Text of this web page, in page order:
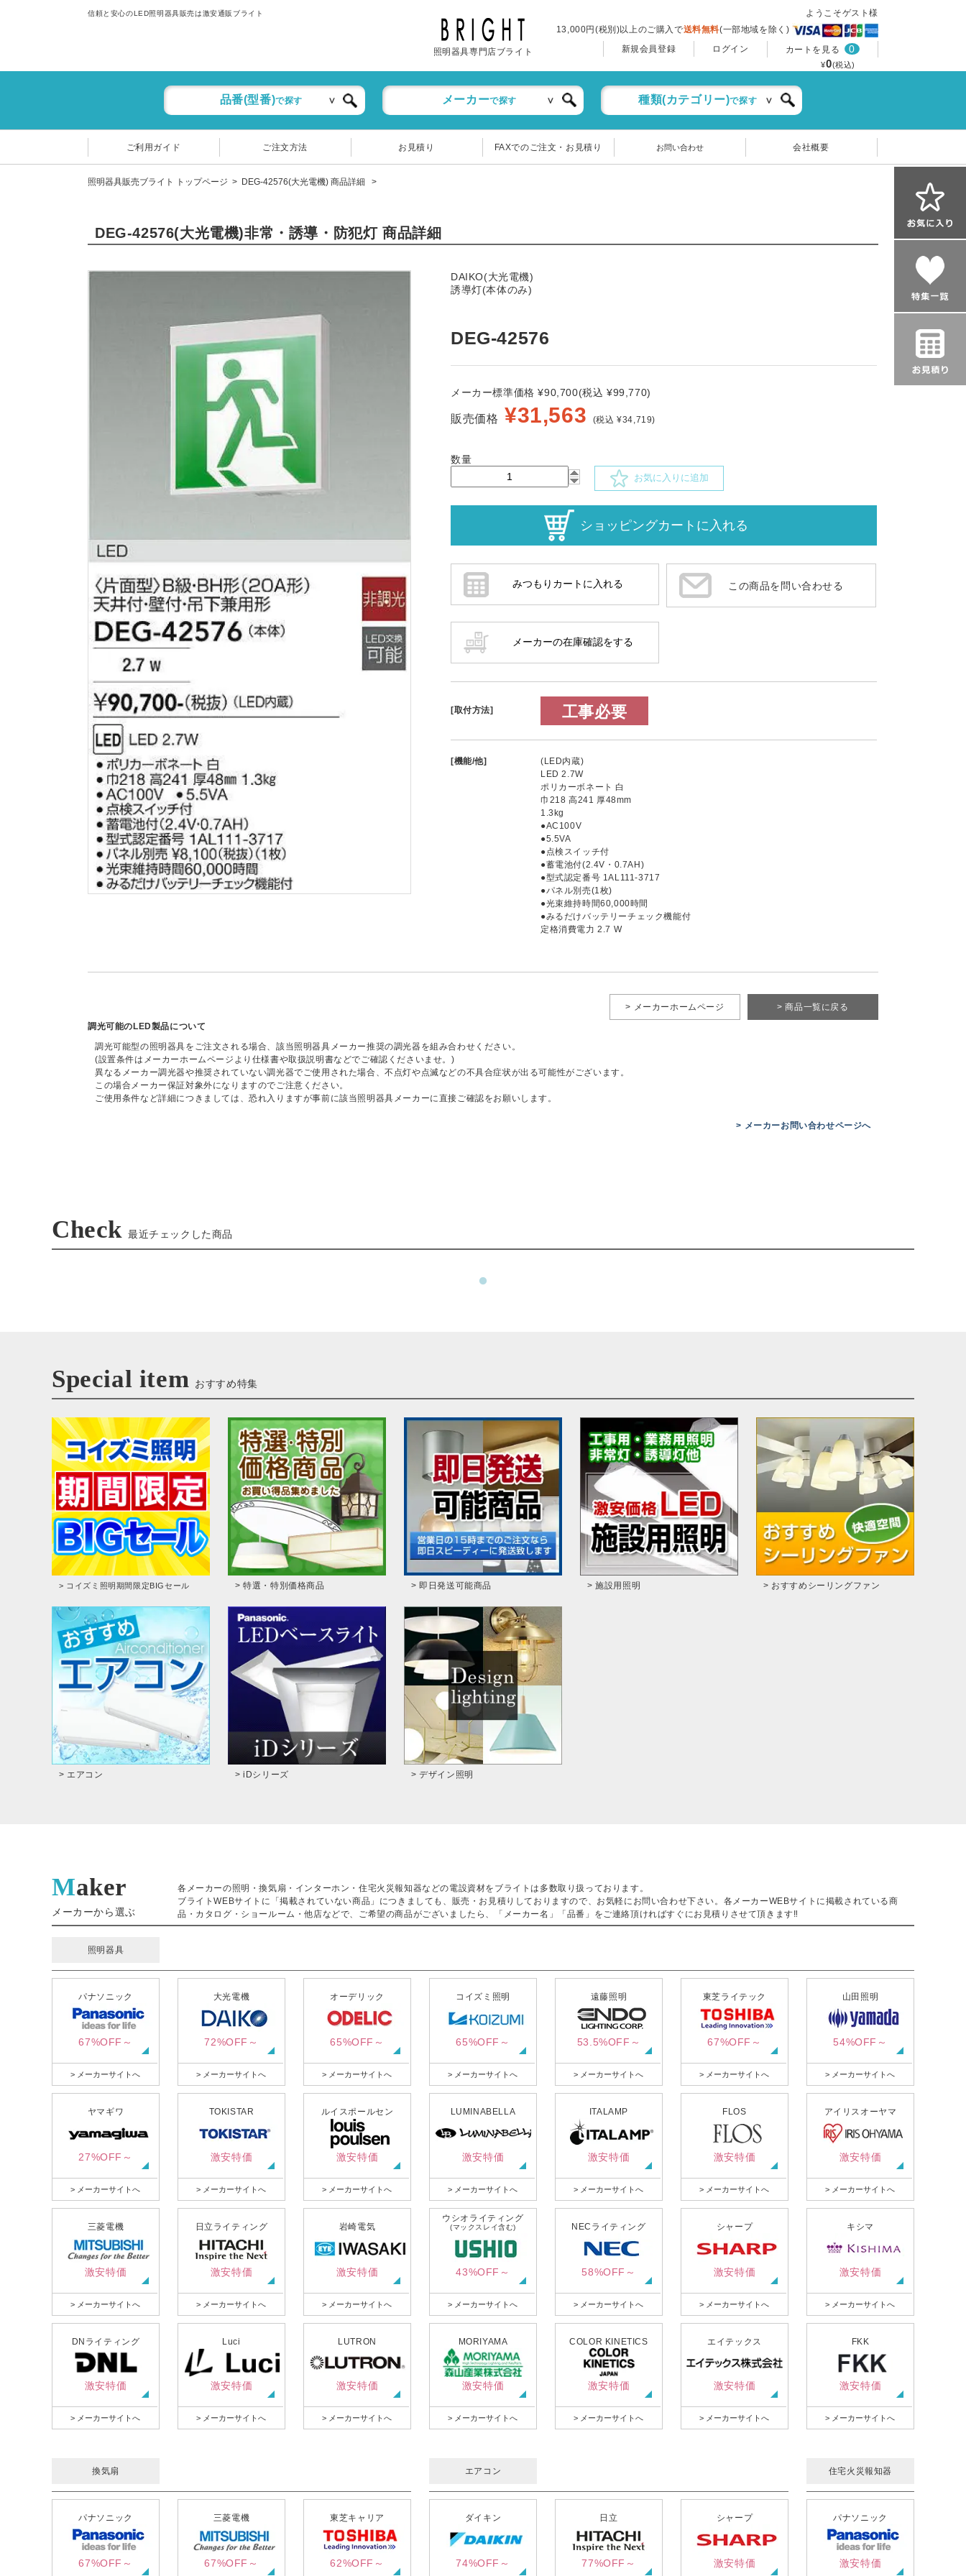
信頼と安心のLED照明器具販売は激安通販ブライト
照明器具専門店ブライト
ようこそゲスト様
13,000円(税別)以上のご購入で送料無料(一部地域を除く)
新規会員登録
ログイン カートを見る 0
¥0(税込)
品番(型番)で探す メーカーで探す 種類(カテゴリー)で探す
ご利用ガイド ご注文方法 お見積り FAXでのご注文・お見積り お問い合わせ 会社概要
照明器具販売ブライト トップページ DEG-42576(大光電機) 商品詳細
DEG-42576(大光電機)非常・誘導・防犯灯 商品詳細
DAIKO(大光電機)
誘導灯(本体のみ)
DEG-42576
メーカー標準価格 ¥90,700(税込 ¥99,770)
販売価格 ¥31,563 (税込 ¥34,719)
数量
お気に入りに追加
この商品を問い合わせる
[取付方法] 工事必要
[機能/他]
(LED内蔵)
LED 2.7W
ポリカーボネート 白
巾218 高241 厚48mm
1.3kg
●AC100V
●5.5VA
●点検スイッチ付
●蓄電池付(2.4V・0.7AH)
●型式認定番号 1AL111-3717
●パネル別売(1枚)
●光束維持時間60,000時間
●みるだけバッテリーチェック機能付
定格消費電力 2.7 W
> 商品一覧に戻る
> メーカーホームページ
調光可能のLED製品について
調光可能型の照明器具をご注文される場合、該当照明器具メーカー推奨の調光器を組み合わせください。
(設置条件はメーカーホームページより仕様書や取扱説明書などでご確認くださいませ。)
異なるメーカー調光器や推奨されていない調光器でご使用された場合、不点灯や点滅などの不具合症状が出る可能性がございます。
この場合メーカー保証対象外になりますのでご注意ください。
ご使用条件など詳細につきましては、恐れ入りますが事前に該当照明器具メーカーに直接ご確認をお願いします。
> メーカーお問い合わせページへ
Check 最近チェックした商品
Special item おすすめ特集
> コイズミ照明期間限定BIGセール > 特選・特別価格商品 > 即日発送可能商品 > 施設用照明 > おすすめシーリングファン
> エアコン > iDシリーズ > デザイン照明
Maker
メーカーから選ぶ
各メーカーの照明・換気扇・インターホン・住宅火災報知器などの電設資材をブライトは多数取り扱っております。
ブライトWEBサイトに「掲載されていない商品」につきましても、販売・お見積りしておりますので、お気軽にお問い合わせ下さい。各メーカーWEBサイトに掲載されている商
品・カタログ・ショールーム・他店などで、ご希望の商品がございましたら、「メーカー名」「品番」をご連絡頂ければすぐにお見積りさせて頂きます‼
照明器具
パナソニック
67%OFF～
> メーカーサイトへ
大光電機
72%OFF～
> メーカーサイトへ
オーデリック
65%OFF～
> メーカーサイトへ
コイズミ照明
65%OFF～
> メーカーサイトへ
遠藤照明
53.5%OFF～
> メーカーサイトへ
東芝ライテック
67%OFF～
> メーカーサイトへ
山田照明
54%OFF～
> メーカーサイトへ
ヤマギワ
27%OFF～
> メーカーサイトへ
TOKISTAR
激安特価
> メーカーサイトへ
ルイスポールセン
激安特価
> メーカーサイトへ
LUMINABELLA
激安特価
> メーカーサイトへ
ITALAMP
激安特価
> メーカーサイトへ
FLOS
激安特価
> メーカーサイトへ
アイリスオーヤマ
激安特価
> メーカーサイトへ
三菱電機
激安特価
> メーカーサイトへ
日立ライティング
激安特価
> メーカーサイトへ
岩崎電気
激安特価
> メーカーサイトへ
ウシオライティング
(マックスレイ含む)
43%OFF～
> メーカーサイトへ
NECライティング
58%OFF～
> メーカーサイトへ
シャープ
激安特価
> メーカーサイトへ
キシマ
激安特価
> メーカーサイトへ
DNライティング
激安特価
> メーカーサイトへ
Luci
激安特価
> メーカーサイトへ
LUTRON
激安特価
> メーカーサイトへ
MORIYAMA
激安特価
> メーカーサイトへ
COLOR KINETICS
激安特価
> メーカーサイトへ
エイテックス
激安特価
> メーカーサイトへ
FKK
激安特価
> メーカーサイトへ
換気扇 エアコン 住宅火災報知器
パナソニック
67%OFF～
三菱電機
67%OFF～
東芝キャリア
62%OFF～
ダイキン
74%OFF～
日立
77%OFF～
シャープ
激安特価
パナソニック
激安特価